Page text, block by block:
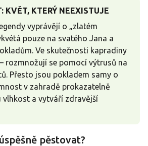
KVĚT, KTERÝ NEEXISTUJE
vyprávějí o „zlatém
pouze na svatého Jana a
Ve skutečnosti kapradiny
– rozmnožují se pomocí výtrusů na
Přesto jsou pokladem samy o
v zahradě prokazatelně
vlhkost a vytváří zdravější
pěstovat?